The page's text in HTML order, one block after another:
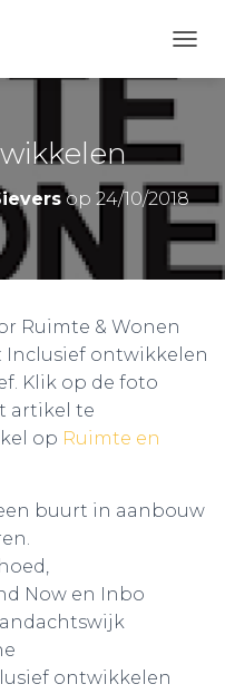
op 24/10/2018
Ruimte & Wonen
Inclusief ontwikkelen
Klik op de foto
artikel te
op Ruimte en
buurt in aanbouw
Now en Inbo
ontwikkelen